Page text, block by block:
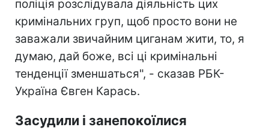
поліція розслідувала діяльність цих
кримінальних груп, щоб просто вони не
заважали звичайним циганам жити, то, я
думаю, дай боже, всі ці кримінальні
тенденції зменшаться", - сказав РБК-
Україна Євген Карась.
Засудили і занепокоїлися